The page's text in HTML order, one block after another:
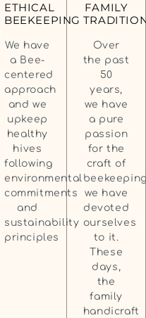
ETHICAL
BEEKEEPING
We have
a Bee-
centered
approach
and we
upkeep
healthy
hives
following
environmental
commitments
and
sustainability
principles
FAMILY
Over
the past
50
years,
we have
a pure
passion
for the
craft of
we have
devoted
ourselves
to it.
These
days,
the
family
handicraft